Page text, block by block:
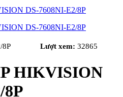
8P Lượt xem: 32865
HIKVISION
8P